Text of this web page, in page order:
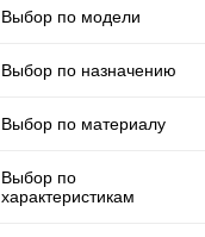
Заборы Хай-тек
Заборы Жалюзи
Заборы и
Выбор по модели
Заборы Ранчо
Заборы Классика
Заборы Жалюзи
Выбор по назначению
Заборы и ограждения для
Заборы для дачи
Выбор по материалу
Заборы с кирпичными
Выбор по
характеристикам